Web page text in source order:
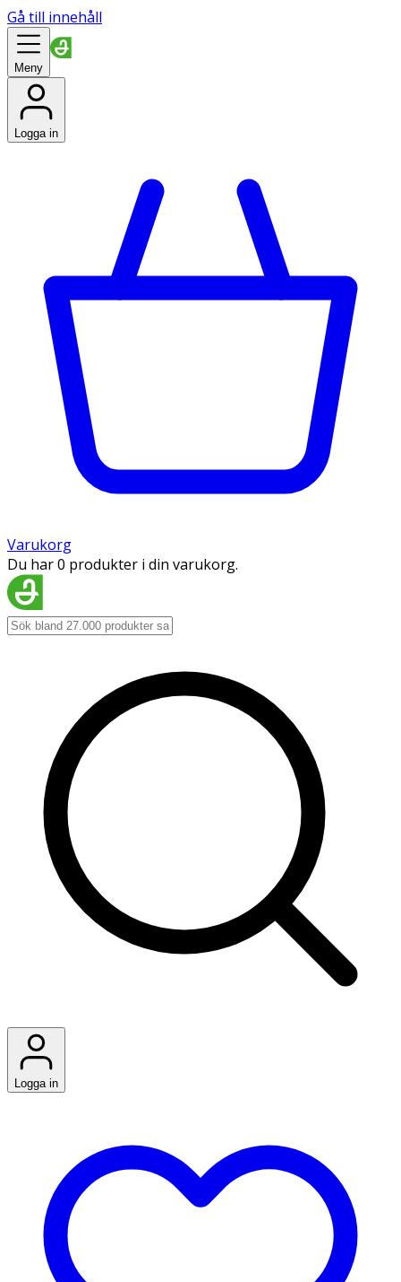
Gå till innehåll
Meny
Logga in
Varukorg
Du har 0 produkter i din varukorg.
Logga in